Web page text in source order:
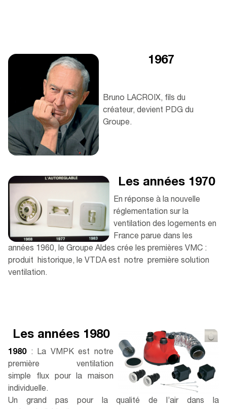
1967
Bruno LACROIX, fils du
créateur, devient PDG du
Groupe.
Les années 1970
En réponse à la nouvelle
réglementation sur la
ventilation des logements en
France parue dans les
années 1960, le Groupe Aldes crée les premières VMC :
produit historique, le VTDA est notre première solution
ventilation.​
Les années 1980
1980 : La VMPK est notre
première ventilation
simple ﬂux pour la maison
individuelle.
Un grand pas pour la qualité de l’air dans la